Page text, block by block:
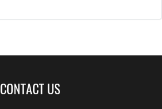
CONTACT US